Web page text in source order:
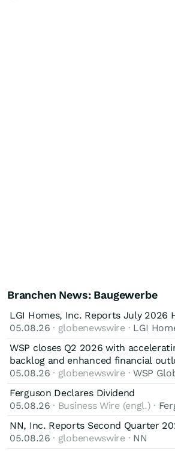
Branchen News: Baugewerbe
LGI Homes, Inc. Reports July 2026
05.08.26 · globenewswire · LGI
WSP closes Q2 2026 with
backlog and enhanced financial
05.08.26 · globenewswire · WSP
Ferguson Declares Dividend
05.08.26 · Business Wire (engl.) ·
NN, Inc. Reports Second Quarter
05.08.26 · globenewswire · NN